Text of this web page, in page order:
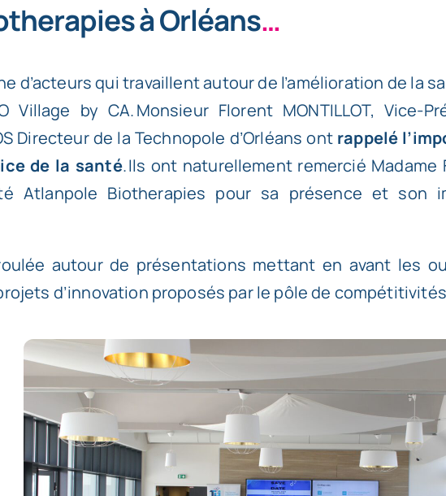
à Orléans…
d’acteurs qui travaillent autour de l’amélioration de la
Village by CA. Monsieur Florent MONTILLOT, Vice-
Directeur de la Technopole d’Orléans ont rappelé
de la santé. Ils ont naturellement remercié Madame
Atlanpole Biotherapies pour sa présence et son
autour de présentations mettant en avant les
d’innovation proposés par le pôle de compétitivités